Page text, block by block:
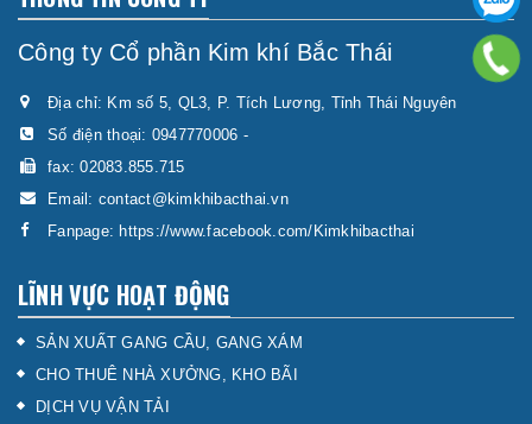
Công ty Cổ phần Kim khí Bắc Thái
Địa chỉ: Km số 5, QL3, P. Tích Lương, Tỉnh Thái Nguyên
Số điện thoại: 0947770006 -
fax: 02083.855.715
Email: contact@kimkhibacthai.vn
Fanpage: https://www.facebook.com/Kimkhibacthai
LĨNH VỰC HOẠT ĐỘNG
SẢN XUẤT GANG CẦU, GANG XÁM
CHO THUÊ NHÀ XƯỞNG, KHO BÃI
DỊCH VỤ VẬN TẢI